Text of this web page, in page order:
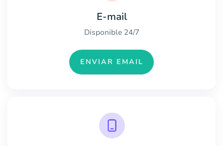
E-mail
Disponible 24/7
ENVIAR EMAIL